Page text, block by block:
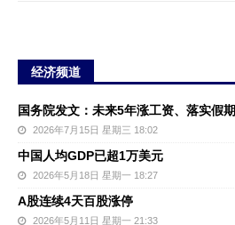
经济频道
国务院发文：未来5年涨工资、落实假期
2026年7月15日 星期三 18:02
中国人均GDP已超1万美元
2026年5月18日 星期一 18:27
A股连续4天百股涨停
2026年5月11日 星期一 21:33